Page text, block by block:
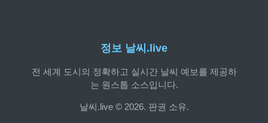
정보 날씨.live
전 세계 도시의 정확하고 실시간 날씨 예보를 제공하
는 원스톱 소스입니다.
날씨.live © 2026. 판권 소유.